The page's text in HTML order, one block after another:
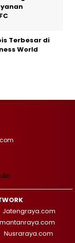
Terbesar di
World
Jatengraya.com
Nusraraya.com